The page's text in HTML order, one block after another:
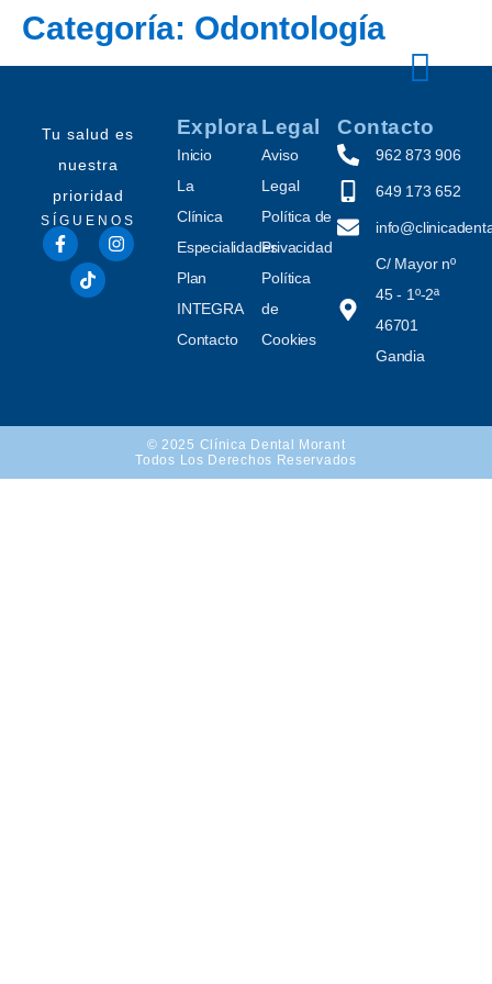
Categoría: Odontología
Tu salud es
nuestra
prioridad
SÍGUENOS
Explora
Inicio
La
Clínica
Especialidades
Plan
INTEGRA
Contacto
Legal
Aviso
Legal
Política de
Privacidad
Política
de
Cookies
Contacto
962 873 906
649 173 652
C/ Mayor nº
45 - 1º-2ª
46701
Gandia
© 2025 Clínica Dental Morant
Todos Los Derechos Reservados